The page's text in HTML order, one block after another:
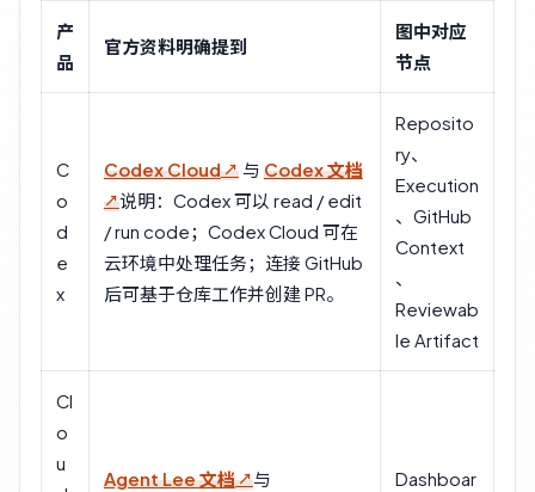
产
品
官方资料明确提到
图中对应
节点
C
o
d
e
x
Codex Cloud 与 Codex 文档
说明：Codex 可以 read / edit
/ run code；Codex Cloud 可在
云环境中处理任务；连接 GitHub
后可基于仓库工作并创建 PR。
Reposito
ry、
Execution
、GitHub
Context
、
Reviewab
le Artifact
Cl
o
u
Agent Lee 文档 与 Dashboar